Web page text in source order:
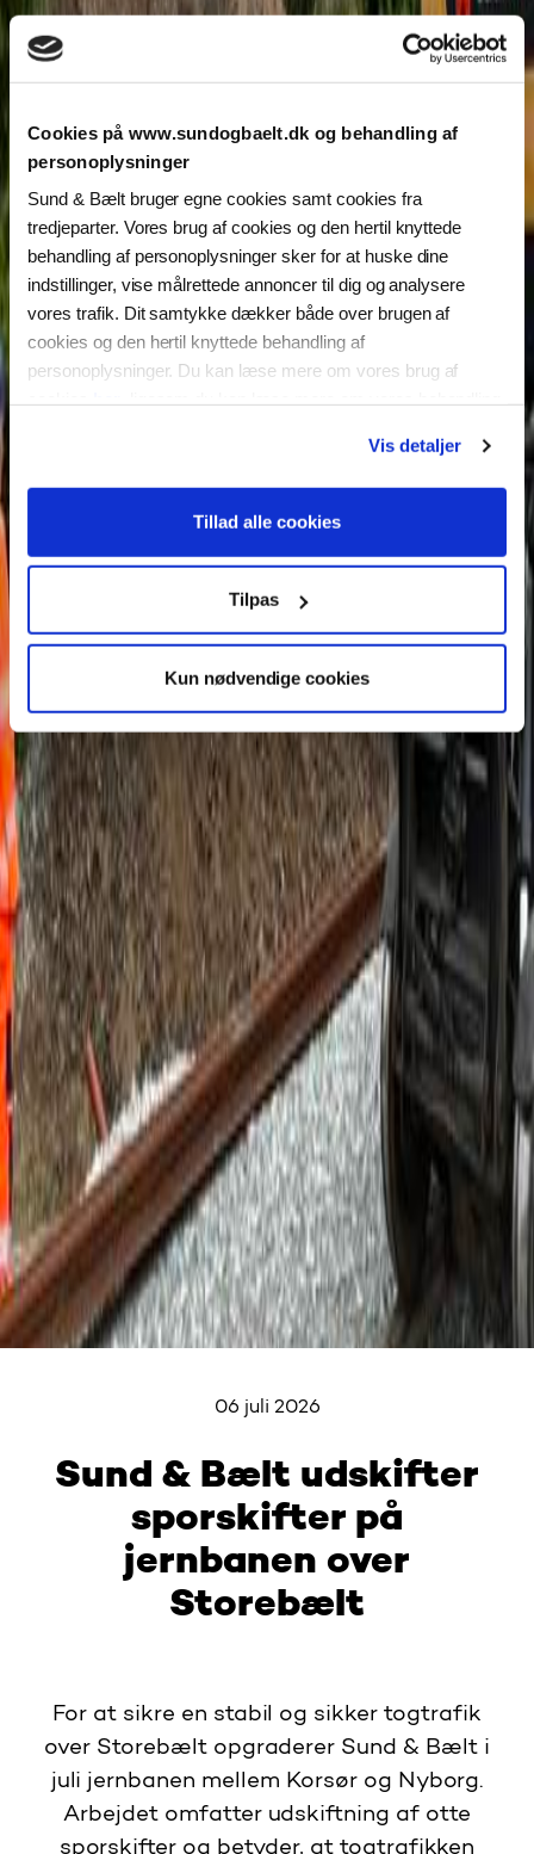
Cookies på www.sundogbaelt.dk og behandling af
personoplysninger
Sund & Bælt bruger egne cookies samt cookies fra
tredjeparter. Vores brug af cookies og den hertil knyttede
behandling af personoplysninger sker for at huske dine
indstillinger, vise målrettede annoncer til dig og analysere
vores trafik. Dit samtykke dækker både over brugen af
cookies og den hertil knyttede behandling af
personoplysninger. Du kan læse mere om vores brug af
tilbagekalde dit samtykke ved at klikke på “Ændring af dit
samtykke” i vores cookiepolitik.
Vis detaljer
Tillad alle cookies
Tilpas
Kun nødvendige cookies
06 juli 2026
Sund & Bælt udskifter
sporskifter på
jernbanen over
Storebælt
For at sikre en stabil og sikker togtrafik
over Storebælt opgraderer Sund & Bælt i
juli jernbanen mellem Korsør og Nyborg.
Arbejdet omfatter udskiftning af otte
sporskifter og betyder, at togtrafikken